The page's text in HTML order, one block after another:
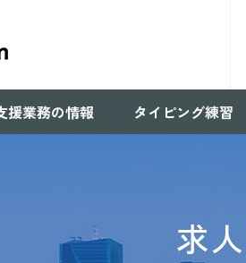
援業務の情報 タイピング練習
求